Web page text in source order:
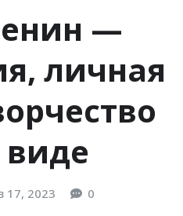
—
личная
17, 2023 0